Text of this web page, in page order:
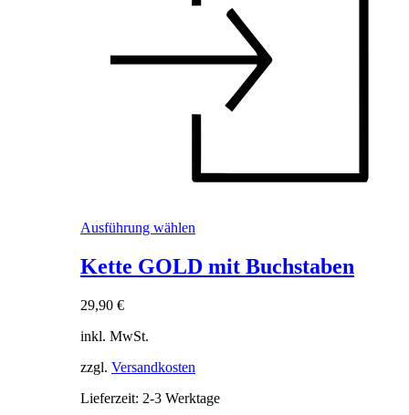
Ausführung wählen
weist
mehrere
auf
der
Produktseite
Kette GOLD mit Buchstaben
29,90 €
inkl. MwSt.
zzgl. Versandkosten
Lieferzeit: 2-3 Werktage